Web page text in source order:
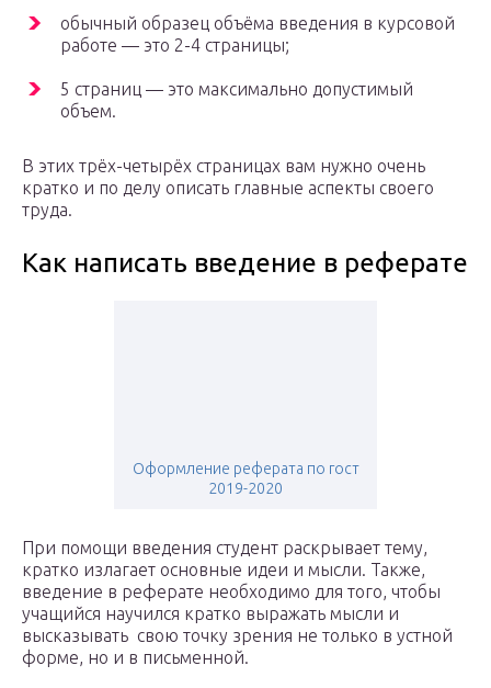
обычный образец объёма введения в курсовой
работе — это 2-4 страницы;
5 страниц — это максимально допустимый
объем.
В этих трёх-четырёх страницах вам нужно очень
кратко и по делу описать главные аспекты своего
труда.
Как написать введение в реферате
Оформление реферата по гост
2019-2020
При помощи введения студент раскрывает тему,
кратко излагает основные идеи и мысли. Также,
введение в реферате необходимо для того, чтобы
учащийся научился кратко выражать мысли и
высказывать свою точку зрения не только в устной
форме, но и в письменной.